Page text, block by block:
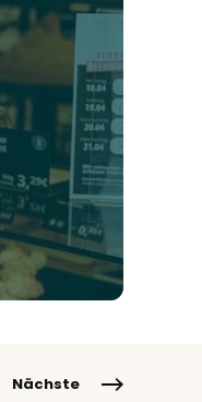
Nächste